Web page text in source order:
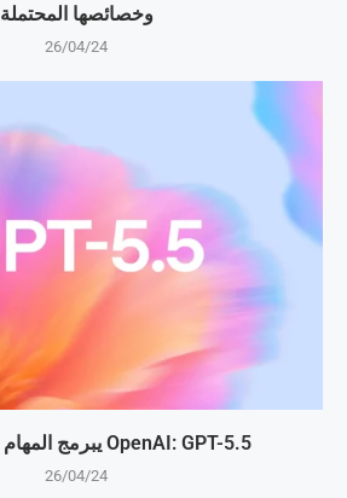
وخصائصها المحتملة
26/04/24
OpenAI: GPT-5.5 يبرمج المهام بذكاء متطور
26/04/24